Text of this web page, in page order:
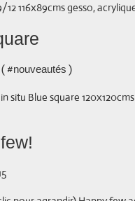
12 116x89cms gesso,
#nouveautés )
situ Blue square